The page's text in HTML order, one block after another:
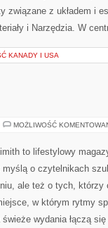
związane z układem i
i Narzędzia. W
KANADY I USA
MOŻLIWOŚĆ
to lifestylowy
myślą o czytelnikach
ale też o tych, którzy
w którym rytmy
świeże wydania łączą